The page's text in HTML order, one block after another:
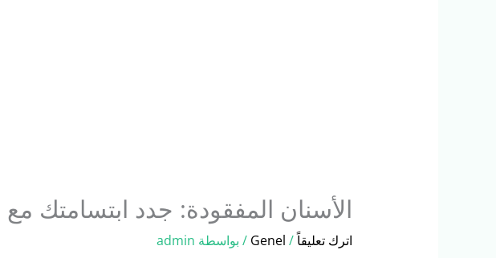
الأسنان المفقودة: جدد ابتسامتك مع
اترك تعليقاً/
Genel / بواسطة admin